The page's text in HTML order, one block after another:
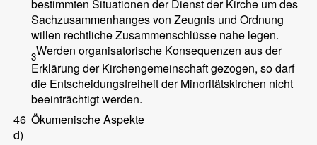
bestimmten Situationen der Dienst der Kirche um des
Sachzusammenhanges von Zeugnis und Ordnung
willen rechtliche Zusammenschlüsse nahe legen.
3Werden organisatorische Konsequenzen aus der
Erklärung der Kirchengemeinschaft gezogen, so darf
die Entscheidungsfreiheit der Minoritätskirchen nicht
beeinträchtigt werden.
46
d)
Ökumenische Aspekte